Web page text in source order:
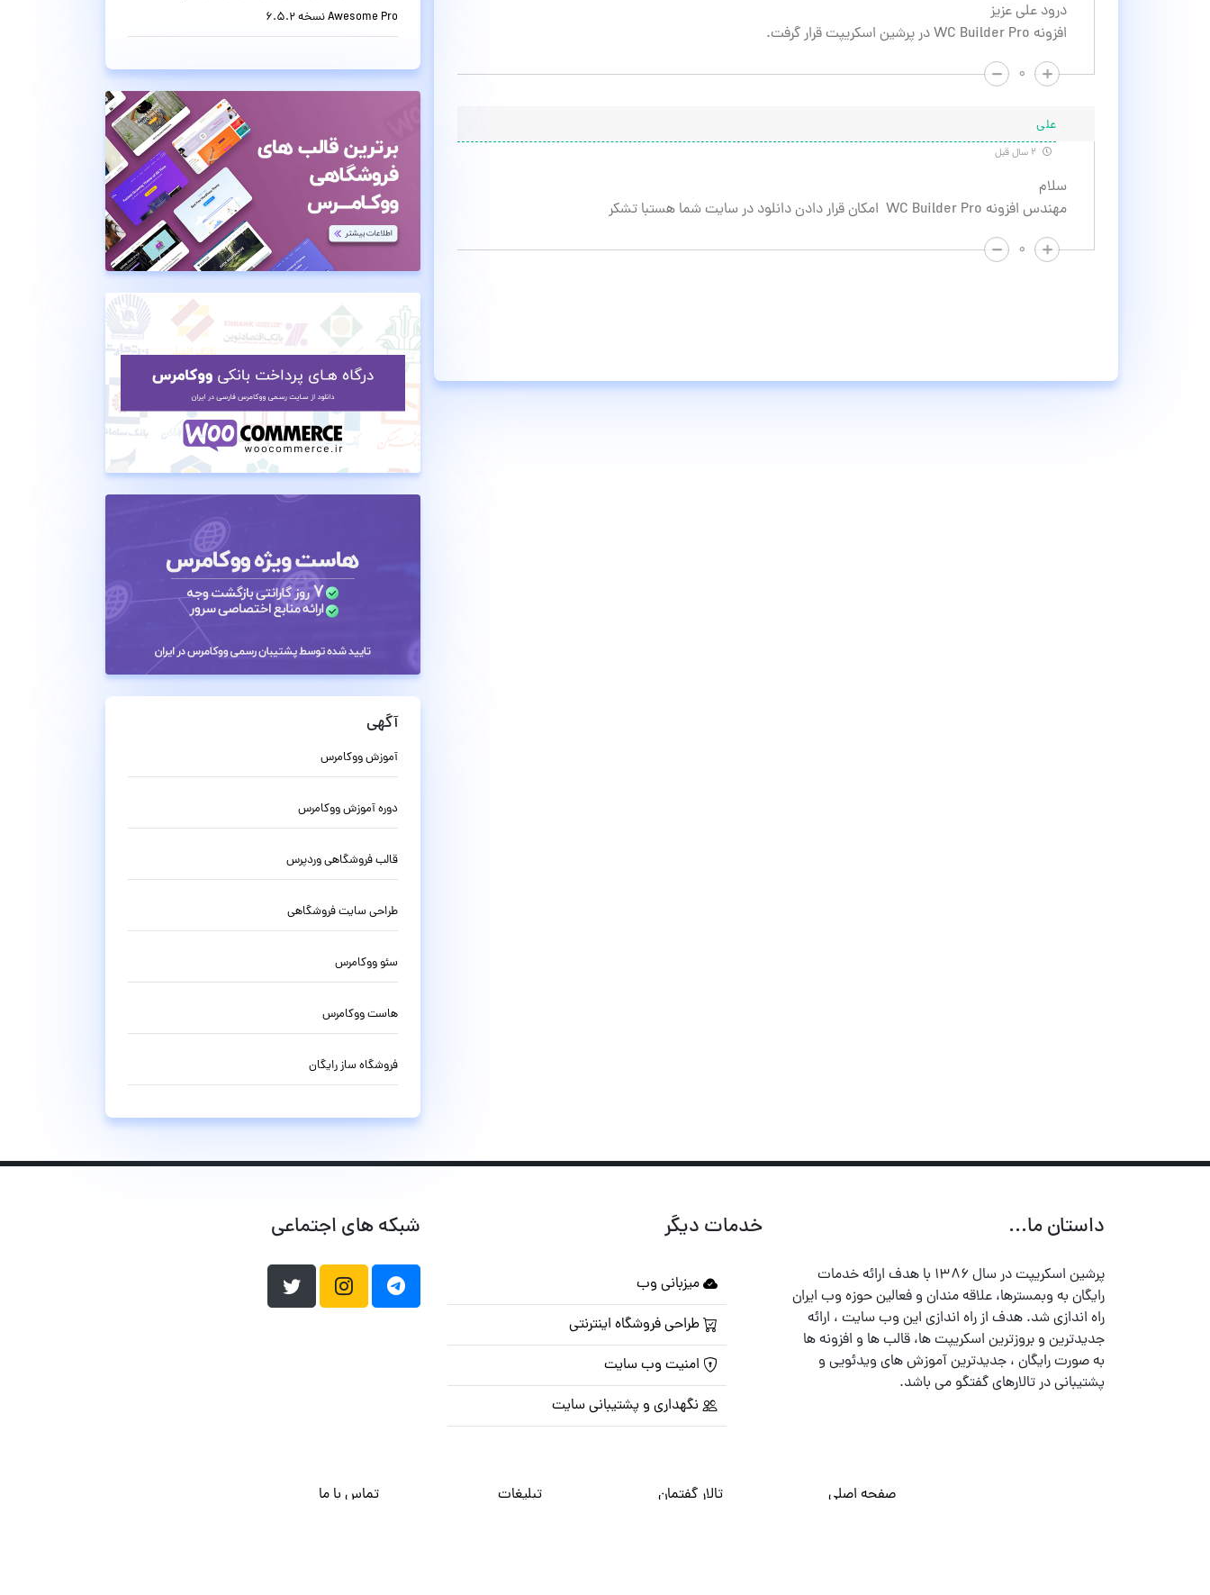
درود علی عزیز
افزونه WC Builder Pro در پرشین اسکریپت قرار گرفت.
۰
علی
سلام
مهندس افزونه WC Builder Pro امکان قرار دادن دانلود در سایت شما هستبا تشکر
۰
Awesome Pro نسخه 6.5.2
آگهی
آموزش ووکامرس
دوره آموزش ووکامرس
قالب فروشگاهی وردپرس
طراحی سایت فروشگاهی
سئو ووکامرس
هاست ووکامرس
فروشگاه ساز رایگان
داستان ما...
پرشین اسکریپت در سال ۱۳۸۶ با هدف ارائه خدمات
رایگان به وبمسترها، علاقه مندان و فعالین حوزه وب ایران
راه اندازی شد. هدف از راه اندازی این وب سایت ، ارائه
جدیدترین و بروزترین اسکریپت ها، قالب ها و افزونه ها
به صورت رایگان ، جدیدترین آموزش های ویدئویی و
پشتیبانی در تالارهای گفتگو می باشد.
خدمات دیگر
میزبانی وب
طراحی فروشگاه اینترنتی
امنیت وب سایت
نگهداری و پشتیبانی سایت
شبکه های اجتماعی
صفحه اصلی تالار گفتمان تبلیغات تماس با ما